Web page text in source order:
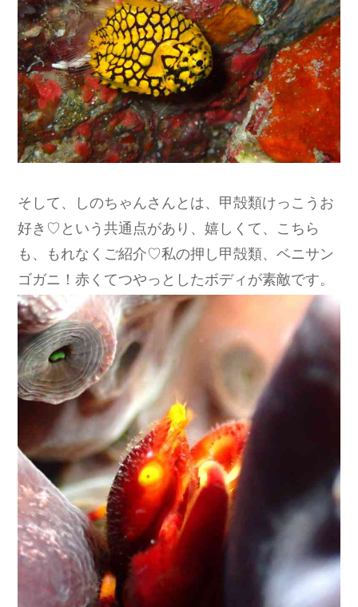
そして、しのちゃんさんとは、甲殻類けっこうお
好き♡という共通点があり、嬉しくて、こちら
も、もれなくご紹介♡私の押し甲殻類、ベニサン
ゴガニ！赤くてつやっとしたボディが素敵です。